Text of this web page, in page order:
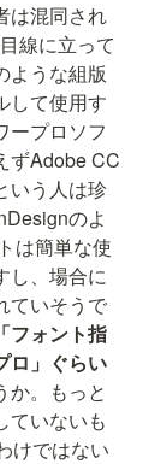
は混同され
線に立って
ような組版
して使用す
ープロソフ
ずAdobe CC
いう人は珍
のよ
は簡単な使
し、場合に
ていそうで
「フォント指
ロ」ぐらい
か。もっと
ていないも
けではない